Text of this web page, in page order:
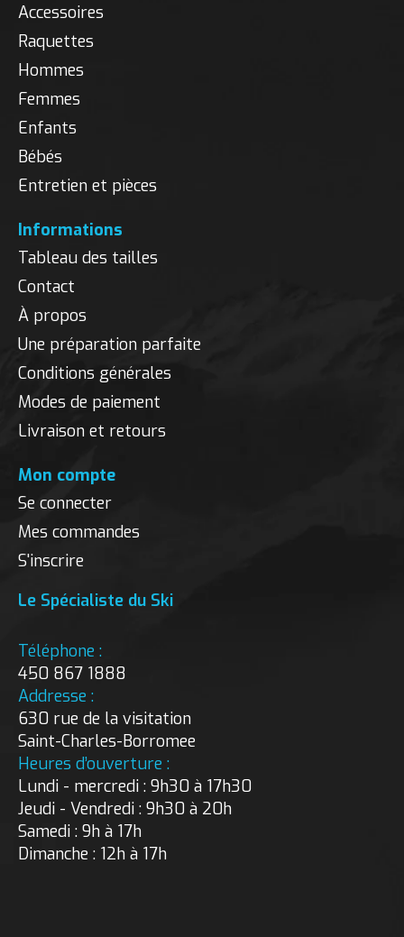
Accessoires
Raquettes
Hommes
Femmes
Enfants
Bébés
Entretien et pièces
Informations
Tableau des tailles
Contact
À propos
Une préparation parfaite
Conditions générales
Modes de paiement
Livraison et retours
Mon compte
Se connecter
Mes commandes
S'inscrire
Le Spécialiste du Ski
Téléphone :
450 867 1888
Addresse :
630 rue de la visitation
Saint-Charles-Borromee
Heures d’ouverture :
Lundi - mercredi : 9h30 à 17h30
Jeudi - Vendredi : 9h30 à 20h
Samedi : 9h à 17h
Dimanche : 12h à 17h